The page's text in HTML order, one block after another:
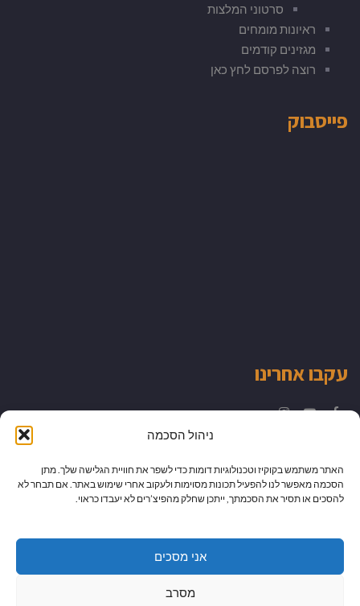
ניהול הסכמה
האתר משתמש בקוקיז וטכנולוגיות דומות כדי לשפר את חוויית הגלישה שלך. מתן
הסכמה מאפשר לנו להפעיל תכונות מסוימות ולעקוב אחרי שימוש באתר. אם תבחר לא
להסכים או תסיר את הסכמתך, ייתכן שחלק מהפיצ’רים לא יעבדו כראוי.
אני מסכים
מסרב
סרטוני המלצות
ראיונות מומחים
מגזינים קודמים
רוצה לפרסם לחץ כאן
פייסבוק
עקבו אחרינו